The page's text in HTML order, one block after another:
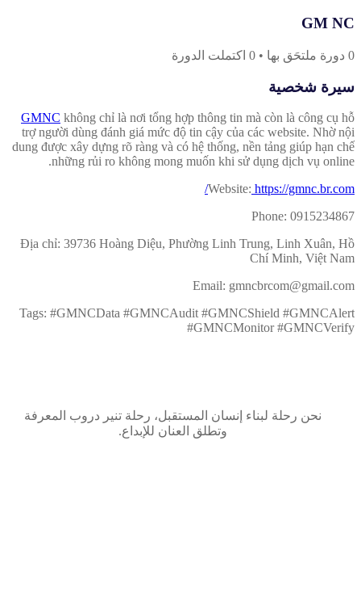
GM NC
0 دورة ملتحَق بها •
0 اكتملت الدورة
سيرة شخصية
GMNC không chỉ là nơi tổng hợp thông tin mà còn là công cụ hỗ
trợ người dùng đánh giá mức độ tin cậy của các website. Nhờ nội
dung được xây dựng rõ ràng và có hệ thống, nền tảng giúp hạn chế
những rủi ro không mong muốn khi sử dụng dịch vụ online.
Website: https://gmnc.br.com/
Phone: 0915234867
Địa chỉ: 39736 Hoàng Diệu, Phường Linh Trung, Linh Xuân, Hồ
Chí Minh, Việt Nam
Email: gmncbrcom@gmail.com
Tags: #GMNCData #GMNCAudit #GMNCShield #GMNCAlert
#GMNCMonitor #GMNCVerify
نحن رحلة لبناء إنسان المستقبل، رحلة تنير دروب المعرفة
وتطلق العنان للإبداع.